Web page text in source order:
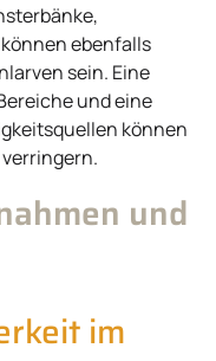
ebenfalls
sein. Eine
und eine
können
und
im